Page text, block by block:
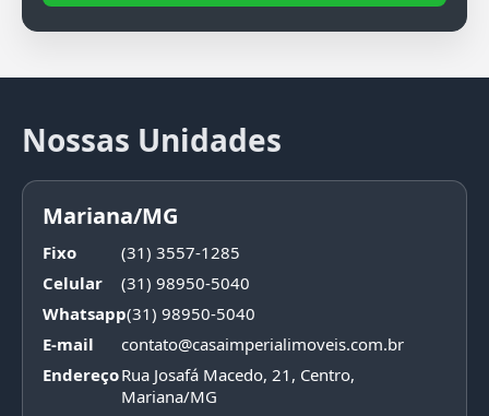
Nossas Unidades
Mariana/MG
Fixo
(31) 3557-1285
Celular
(31) 98950-5040
Whatsapp(31) 98950-5040
E-mail
contato@casaimperialimoveis.com.br
EndereçoRua Josafá Macedo, 21, Centro,
Mariana/MG